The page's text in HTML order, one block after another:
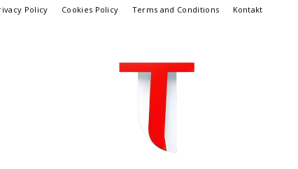
Policy Cookies Policy Terms and Conditions Kontakt